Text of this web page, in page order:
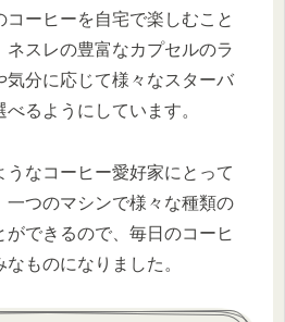
コーヒーを自宅で楽しむこと
ネスレの豊富なカプセルのラ
気分に応じて様々なスターバ
るようにしています。
うなコーヒー愛好家にとって
一つのマシンで様々な種類の
ができるので、毎日のコーヒ
ものになりました。